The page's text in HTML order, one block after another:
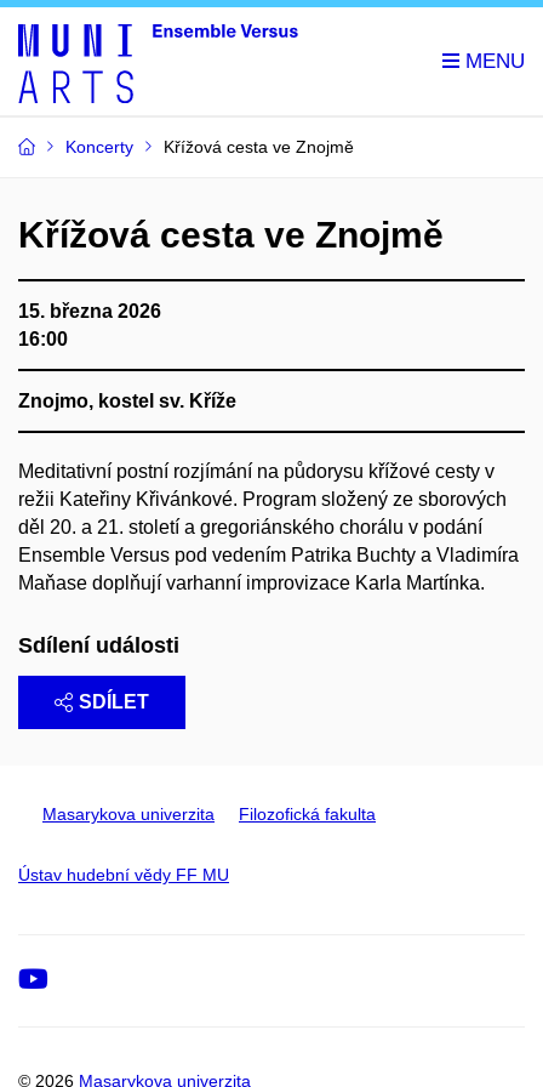
Koncerty Křížová cesta ve Znojmě
Křížová cesta ve Znojmě
15. března 2026
16:00
Znojmo, kostel sv. Kříže
Meditativní postní rozjímání na půdorysu křížové cesty v
režii Kateřiny Křivánkové. Program složený ze sborových
děl 20. a 21. století a gregoriánského chorálu v podání
Ensemble Versus pod vedením Patrika Buchty a Vladimíra
Maňase doplňují varhanní improvizace Karla Martínka.
Sdílení události
SDÍLET
Masarykova univerzita Filozofická fakulta
Ústav hudební vědy FF MU
© 2026 Masarykova univerzita